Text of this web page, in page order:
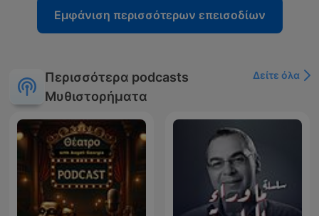
Εμφάνιση περισσότερων επεισοδίων
Περισσότερα podcasts
Μυθιστορήματα
Δείτε όλα